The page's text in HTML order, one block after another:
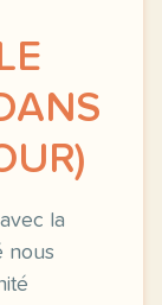
la
nous